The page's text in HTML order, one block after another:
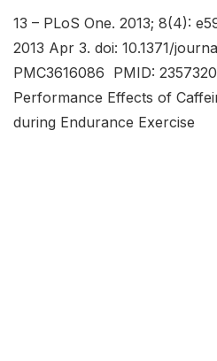
13 – PLoS One. 2013; 8(4):
2013 Apr 3. doi: 10.1371/
PMC3616086 PMID:
Performance Effects of
during Endurance Exercise